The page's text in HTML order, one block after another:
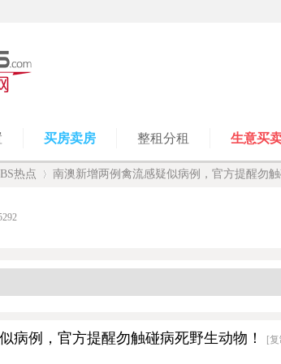
买房卖房 整租分租 生意买
热点 南澳新增两例禽流感疑似病例，官方提醒勿
病例，官方提醒勿触碰病死野生动物！ [